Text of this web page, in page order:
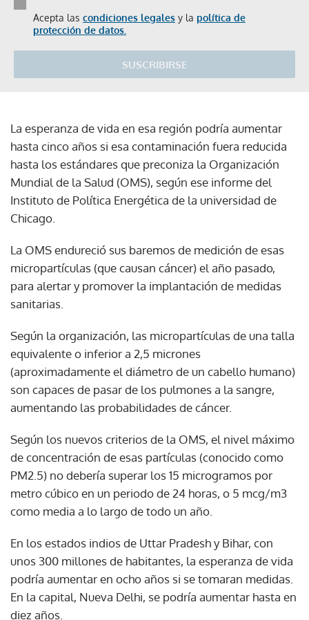
Acepta las condiciones legales y la política de
protección de datos.
SUSCRIBIRSE
La esperanza de vida en esa región podría aumentar
hasta cinco años si esa contaminación fuera reducida
hasta los estándares que preconiza la Organización
Mundial de la Salud (OMS), según ese informe del
Instituto de Política Energética de la universidad de
Chicago.
La OMS endureció sus baremos de medición de esas
micropartículas (que causan cáncer) el año pasado,
para alertar y promover la implantación de medidas
sanitarias.
Según la organización, las micropartículas de una talla
equivalente o inferior a 2,5 micrones
(aproximadamente el diámetro de un cabello humano)
son capaces de pasar de los pulmones a la sangre,
aumentando las probabilidades de cáncer.
Según los nuevos criterios de la OMS, el nivel máximo
de concentración de esas partículas (conocido como
PM2.5) no debería superar los 15 microgramos por
metro cúbico en un periodo de 24 horas, o 5 mcg/m3
como media a lo largo de todo un año.
En los estados indios de Uttar Pradesh y Bihar, con
unos 300 millones de habitantes, la esperanza de vida
podría aumentar en ocho años si se tomaran medidas.
En la capital, Nueva Delhi, se podría aumentar hasta en
diez años.